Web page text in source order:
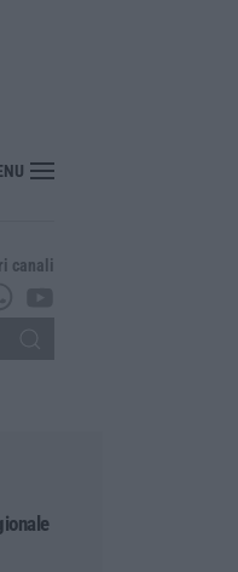
canali